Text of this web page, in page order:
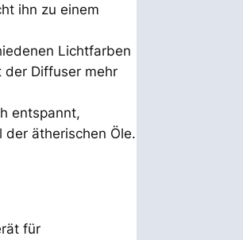
ihn zu einem
Lichtfarben
der Diffuser mehr
entspannt,
ätherischen Öle.
für